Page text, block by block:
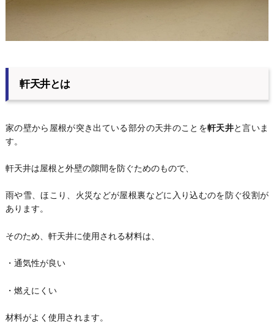
軒天井とは
家の壁から屋根が突き出ている部分の天井のことを軒天井と言いま
す。
軒天井は屋根と外壁の隙間を防ぐためのもので、
雨や雪、ほこり、火災などが屋根裏などに入り込むのを防ぐ役割が
あります。
そのため、軒天井に使用される材料は、
・通気性が良い
・燃えにくい
材料がよく使用されます。